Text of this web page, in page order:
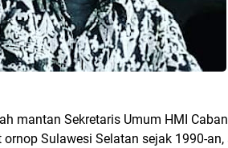
mantan Sekretaris Umum HMI
ornop Sulawesi Selatan sejak 1990-